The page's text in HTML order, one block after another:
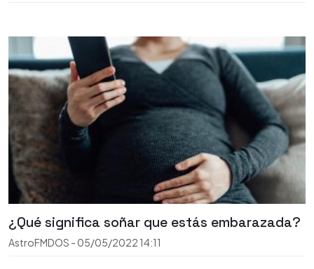
¿Qué significa soñar que estás embarazada?
AstroFMDOS - 05/05/2022 14:11